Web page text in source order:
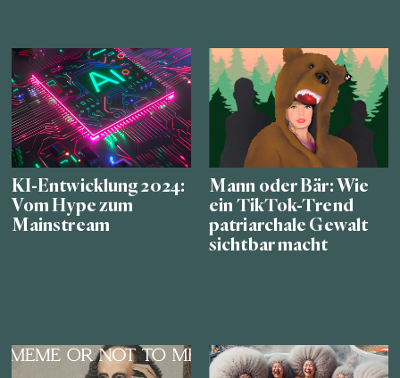
KI-Entwicklung 2024:
Vom Hype zum
Mainstream
Mann oder Bär: Wie
ein TikTok-Trend
patriarchale Gewalt
sichtbar macht